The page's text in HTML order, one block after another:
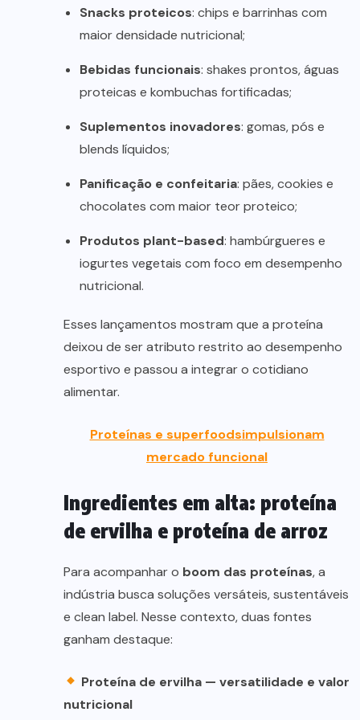
Snacks proteicos: chips e barrinhas com
maior densidade nutricional;
Bebidas funcionais: shakes prontos, águas
proteicas e kombuchas fortificadas;
Suplementos inovadores: gomas, pós e
blends líquidos;
Panificação e confeitaria: pães, cookies e
chocolates com maior teor proteico;
Produtos plant-based: hambúrgueres e
iogurtes vegetais com foco em desempenho
nutricional.
Esses lançamentos mostram que a proteína
deixou de ser atributo restrito ao desempenho
esportivo e passou a integrar o cotidiano
alimentar.
Proteínas e superfoodsimpulsionam
mercado funcional
Ingredientes em alta: proteína
de ervilha e proteína de arroz
Para acompanhar o boom das proteínas, a
indústria busca soluções versáteis, sustentáveis
e clean label. Nesse contexto, duas fontes
ganham destaque:
Proteína de ervilha — versatilidade e valor
nutricional